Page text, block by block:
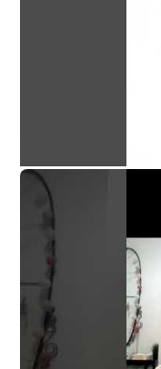
Taller de dibujo P5
niños?